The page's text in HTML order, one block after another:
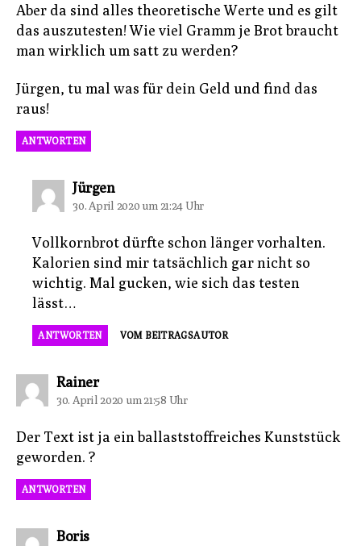
Aber da sind alles theoretische Werte und es gilt
das auszutesten! Wie viel Gramm je Brot braucht
man wirklich um satt zu werden?
Jürgen, tu mal was für dein Geld und find das
raus!
ANTWORTEN
Jürgensagt:
30. April 2020 um 21:24 Uhr
Vollkornbrot dürfte schon länger vorhalten.
Kalorien sind mir tatsächlich gar nicht so
wichtig. Mal gucken, wie sich das testen
lässt…
ANTWORTEN VOM BEITRAGSAUTOR
Rainersagt:
30. April 2020 um 21:58 Uhr
Der Text ist ja ein ballaststoffreiches Kunststück
geworden. ?
ANTWORTEN
Borissagt: